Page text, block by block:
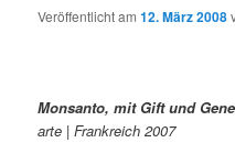
Veröffentlicht am12. März 2008
Monsanto, mit Gift und
arte | Frankreich 2007